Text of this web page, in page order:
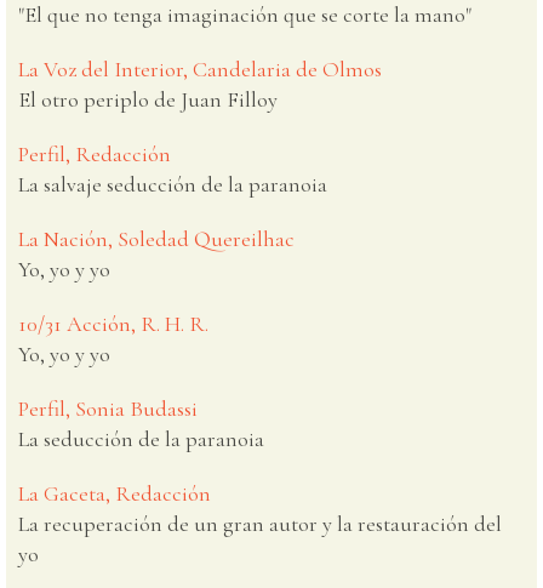
"El que no tenga imaginación que se corte la mano"
La Voz del Interior, Candelaria de Olmos
El otro periplo de Juan Filloy
Perfil, Redacción
La salvaje seducción de la paranoia
La Nación, Soledad Quereilhac
Yo, yo y yo
10/31 Acción, R. H. R.
Yo, yo y yo
Perfil, Sonia Budassi
La seducción de la paranoia
La Gaceta, Redacción
La recuperación de un gran autor y la restauración del
yo